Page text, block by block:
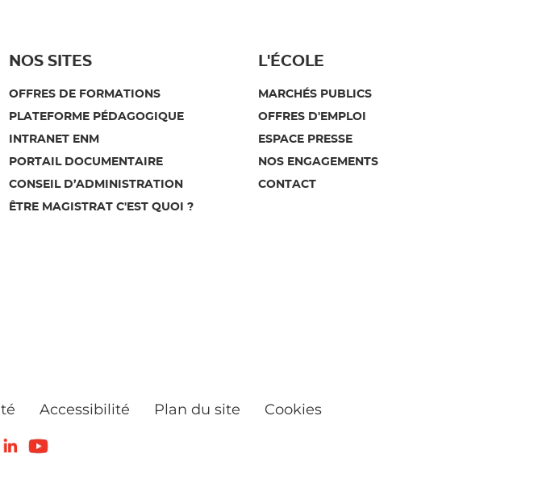
NOS SITES
OFFRES DE FORMATIONS
PLATEFORME PÉDAGOGIQUE
INTRANET ENM
PORTAIL DOCUMENTAIRE
CONSEIL D’ADMINISTRATION
ÊTRE MAGISTRAT C'EST QUOI ?
L'ÉCOLE
MARCHÉS PUBLICS
OFFRES D'EMPLOI
ESPACE PRESSE
NOS ENGAGEMENTS
CONTACT
Accessibilité Plan du site Cookies
Instagram
LinkedIn
Youtube